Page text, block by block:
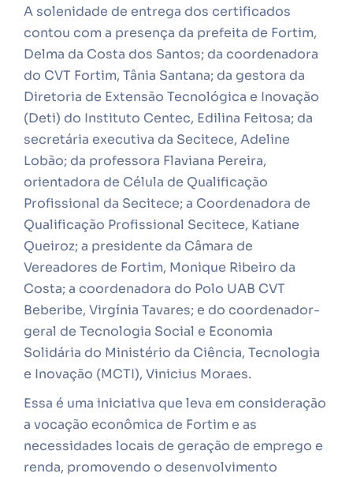
A solenidade de entrega dos certificados
contou com a presença da prefeita de Fortim,
Delma da Costa dos Santos; da coordenadora
do CVT Fortim, Tânia Santana; da gestora da
Diretoria de Extensão Tecnológica e Inovação
(Deti) do Instituto Centec, Edilina Feitosa; da
secretária executiva da Secitece, Adeline
Lobão; da professora Flaviana Pereira,
orientadora de Célula de Qualificação
Profissional da Secitece; a Coordenadora de
Qualificação Profissional Secitece, Katiane
Queiroz; a presidente da Câmara de
Vereadores de Fortim, Monique Ribeiro da
Costa; a coordenadora do Polo UAB CVT
Beberibe, Virgínia Tavares; e do coordenador-
geral de Tecnologia Social e Economia
Solidária do Ministério da Ciência, Tecnologia
e Inovação (MCTI), Vinicius Moraes.
Essa é uma iniciativa que leva em consideração
a vocação econômica de Fortim e as
necessidades locais de geração de emprego e
renda, promovendo o desenvolvimento